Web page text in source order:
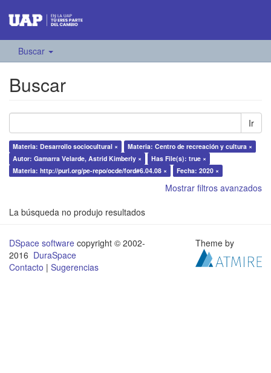
Buscar
Buscar
Ir
Materia: Desarrollo sociocultural ×
Materia: Centro de recreación y cultura ×
Autor: Gamarra Velarde, Astrid Kimberly ×
Has File(s): true ×
Materia: http://purl.org/pe-repo/ocde/ford#6.04.08 ×
Fecha: 2020 ×
Mostrar filtros avanzados
La búsqueda no produjo resultados
DSpace software copyright © 2002-
2016 DuraSpace
Contacto | Sugerencias
Theme by